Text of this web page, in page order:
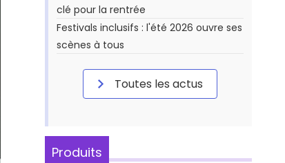
clé pour la rentrée
Festivals inclusifs : l'été 2026 ouvre ses
scènes à tous
Toutes les actus
Produits